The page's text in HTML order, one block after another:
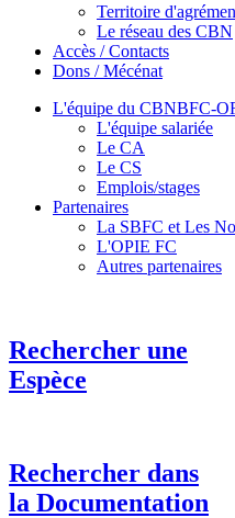
Territoire
Le réseau des CBN
Accès / Contacts
Dons / Mécénat
L'équipe du CBNBFC-
L'équipe salariée
Le CA
Le CS
Emplois/stages
Partenaires
La SBFC et Les
L'OPIE FC
Autres partenaires
Rechercher une
Espèce
Rechercher dans
la Documentation